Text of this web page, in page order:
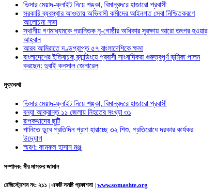
ভিসার মেয়াদ-ফ্লাইট নিয়ে শঙ্কা, বিমানবন্দরে হাজারো প্রবাসী
সরকারি ব্যবস্থার আওতায় অভিবাসী কর্মীদের আইনগত সেবা নিশ্চিতকরণে
আলোচনা সভা
স্থানীয় গণমাধ্যমকে প্রান্তিক নৃ-গোষ্ঠীর অধিকার সুরক্ষায় আরো তৎপর হওয়ার
আহ্বান
আরব আমিরাতে দণ্ডপ্রাপ্ত ৫৭ বাংলাদেশিকে ক্ষমা
বাংলাদেশের ইতিবাচক ব্র্যান্ডিংয়ে প্রবাসী সাংবাদিকরা গুরুত্বপূর্ণ ভূমিকা পালন
করছেন: দুবাই কনসাল জেনারেল
মুক্তকথা
ভিসার মেয়াদ-ফ্লাইট নিয়ে শঙ্কা, বিমানবন্দরে হাজারো প্রবাসী
বন্যা আক্রান্ত ১১ জেলায় নিহতের সংখ্যা ৩১
রূপকথাদের ছুটি
পানিতে ডুবে প্রতিদিন প্রাণ হারাচ্ছে ৩২ শিশু, প্রতিরোধে দরকার কার্যকর
উদ্যোগ
স্মরণ: কামরুল হাসান মঞ্জু
সম্পাদক: মীর মাসরুর জামান
রেজিস্ট্রেশন নং: ২১১ | একটি সমষ্টি প্রকাশনা | www.somashte.org